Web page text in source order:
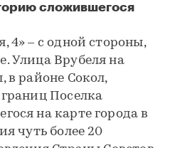
сложившегося
места
4» – с одной стороны,
Улица Врубеля на
в районе Сокол,
Поселка
на карте города в
чуть более 20